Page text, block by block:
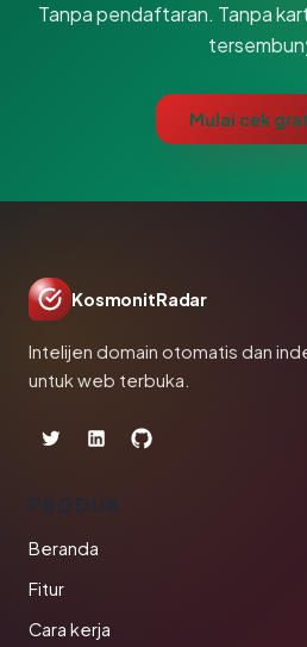
Tanpa pendaftaran. Tanpa
Mulai cek
KosmonitRadar
Intelijen domain otomatis dan
untuk web terbuka.
PRODUK
Beranda
Fitur
Cara kerja